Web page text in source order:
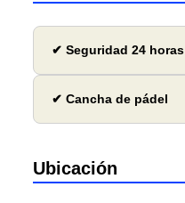
✔ Seguridad 24 horas
✔ Cancha de pádel
Ubicación